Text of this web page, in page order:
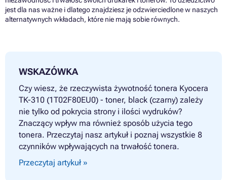
jest dla nas ważne i dlatego znajdziesz je odzwierciedlone w naszych
alternatywnych wkładach, które nie mają sobie równych.
WSKAZÓWKA
Czy wiesz, że rzeczywista żywotność tonera Kyocera
TK-310 (1T02F80EU0) - toner, black (czarny) zależy
nie tylko od pokrycia strony i ilości wydruków?
Znaczący wpływ ma również sposób użycia tego
tonera. Przeczytaj nasz artykuł i poznaj wszystkie 8
czynników wpływających na trwałość tonera.
Przeczytaj artykuł »